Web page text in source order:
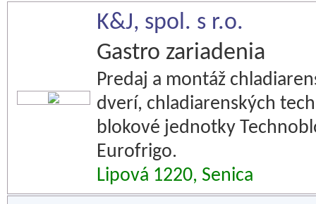
K&J, spol. s r.o.
Gastro zariadenia
Predaj a montáž
dverí, chladiarenských
blokové jednotky
Eurofrigo.
Lipová 1220, Senica